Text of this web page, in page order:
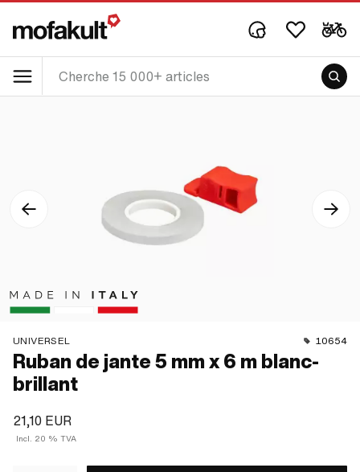
UNIVERSEL 10654
Ruban de jante 5 mm x 6 m blanc-
brillant
21,10 EUR
Incl. 20 % TVA